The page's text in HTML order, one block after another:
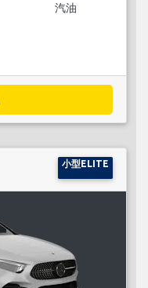
汽油
小型ELITE